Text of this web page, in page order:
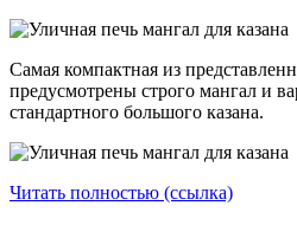
Самая компактная из
предусмотрены строго мангал и
стандартного большого казана.
Читать полностью (ссылка)